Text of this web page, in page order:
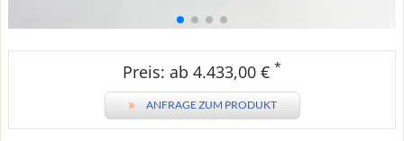
Preis: ab 4.433,00 € *
» ANFRAGE ZUM PRODUKT